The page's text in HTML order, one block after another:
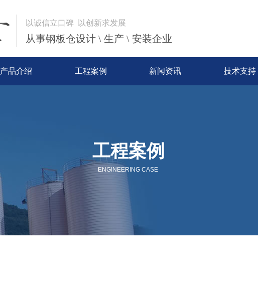
以诚信立口碑 以创新求发展
从事钢板仓设计 \ 生产 \ 安装企业
产品介绍 工程案例 新闻资讯 技术支持
工程案例
ENGINEERING CASE